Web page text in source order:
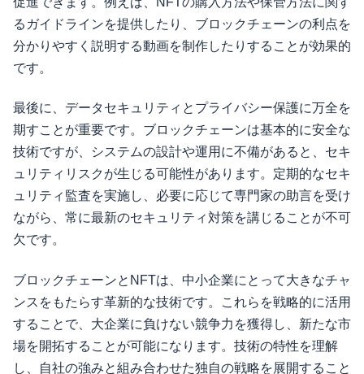
るガイドラインを提供したり、ブロックチェーンの利点を
分かりやすく説明する動画を制作したりすることが効果的
です。
最後に、データセキュリティとプライバシー保護に万全を
期すことが重要です。ブロックチェーンは基本的に安全な
技術ですが、システムの設計や運用に不備があると、セキ
ュリティリスクが生じる可能性があります。定期的なセキ
ュリティ監査を実施し、必要に応じて専門家の助言を受け
ながら、常に最新のセキュリティ対策を講じることが不可
欠です。
ブロックチェーンとNFTは、中小企業にとって大きなチャ
ンスをもたらす革新的な技術です。これらを戦略的に活用
することで、大企業に負けない競争力を獲得し、新たな市
場を開拓することが可能になります。技術の特性を理解
し、自社の強みと組み合わせた独自の戦略を展開すること